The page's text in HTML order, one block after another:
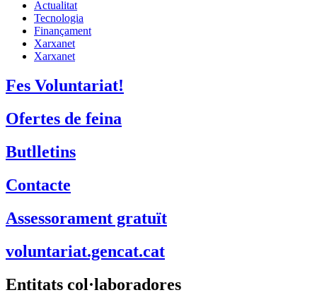
Actualitat
Tecnologia
Finançament
Xarxanet
Xarxanet
Fes Voluntariat!
Ofertes de feina
Butlletins
Contacte
Assessorament gratuït
voluntariat.gencat.cat
Entitats col·laboradores